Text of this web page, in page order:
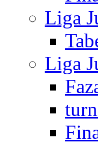
Liga
Liga